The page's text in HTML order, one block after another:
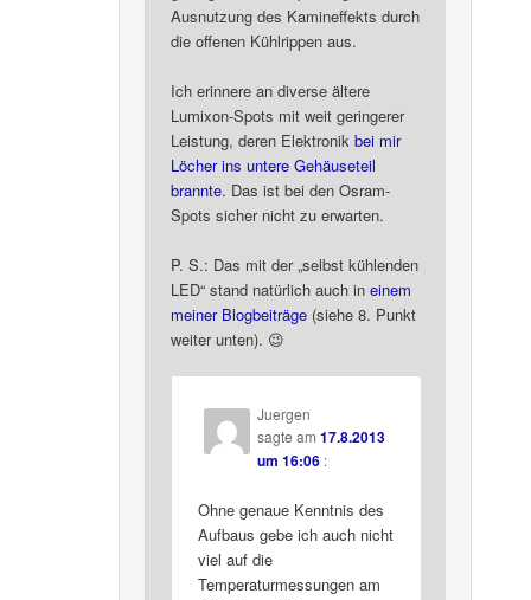
Ausnutzung des Kamineffekts durch
die offenen Kühlrippen aus.
Ich erinnere an diverse ältere
Lumixon-Spots mit weit geringerer
Leistung, deren Elektronikbei mir
Löcher ins untere Gehäuseteil
brannte. Das ist bei den Osram-
Spots sicher nicht zu erwarten.
P. S.: Das mit der „selbst kühlenden
LED“ stand natürlich auch ineinem
meiner Blogbeiträge (siehe 8. Punkt
weiter unten). 😉
Juergen
sagte am 17.8.2013
um 16:06 :
Ohne genaue Kenntnis des
Aufbaus gebe ich auch nicht
viel auf die
Temperaturmessungen am